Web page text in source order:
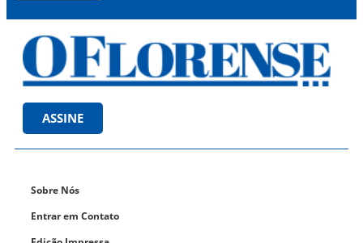
ASSINE
Sobre Nós
Entrar em Contato